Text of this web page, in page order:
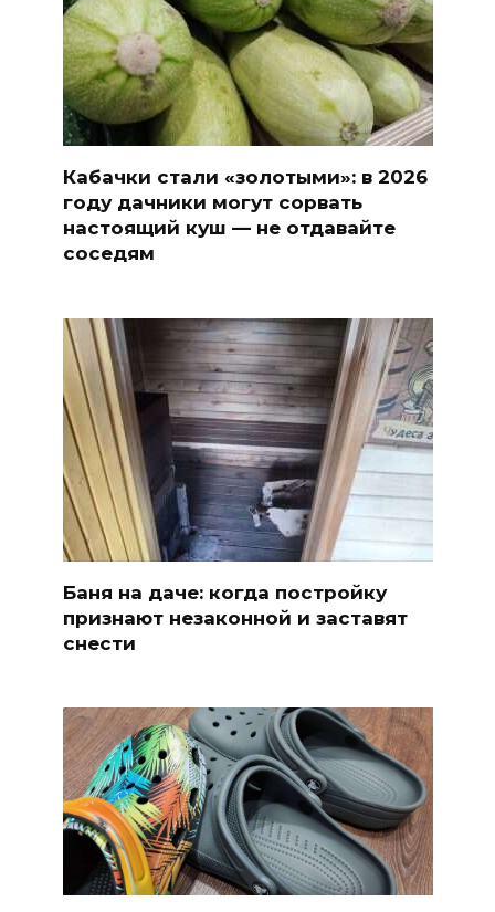
Кабачки стали «золотыми»: в 2026
году дачники могут сорвать
настоящий куш — не отдавайте
соседям
Баня на даче: когда постройку
признают незаконной и заставят
снести